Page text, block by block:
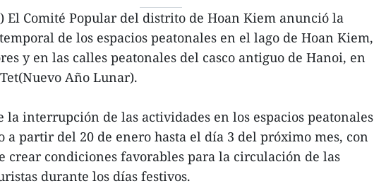
El Comité Popular del distrito de Hoan Kiem anunció la
de los espacios peatonales en el lago de Hoan Kiem,
y en las calles peatonales del casco antiguo de Hanoi, en
Año Lunar).
la interrupción de las actividades en los espacios peatonales
a partir del 20 de enero hasta el día 3 del próximo mes, con
crear condiciones favorables para la circulación de las
durante los días festivos.